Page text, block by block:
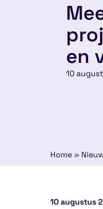
en
10
Home »
10 augustus